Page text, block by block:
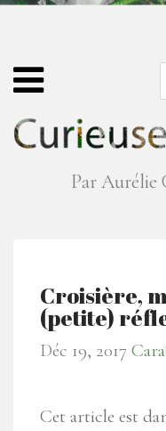
Par Aurélie
Croisière,
(petite)
Déc 19, 2017
Cet article est